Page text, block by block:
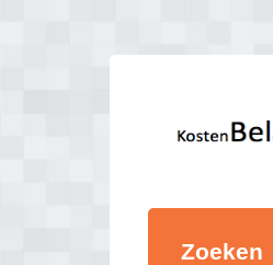
Zoeken